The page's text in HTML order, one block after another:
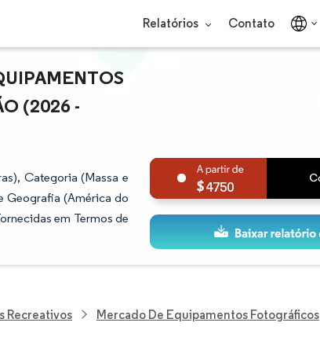
Relatórios Contato
(2026 -
Categoria (Massa e
Geografia (América do
em Termos de
4750
Recreativos Mercado De Equipamentos Fotográficos